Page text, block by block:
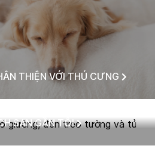
THIỆN VỚI THÚ CƯNG
SẠN GẦN TÔI